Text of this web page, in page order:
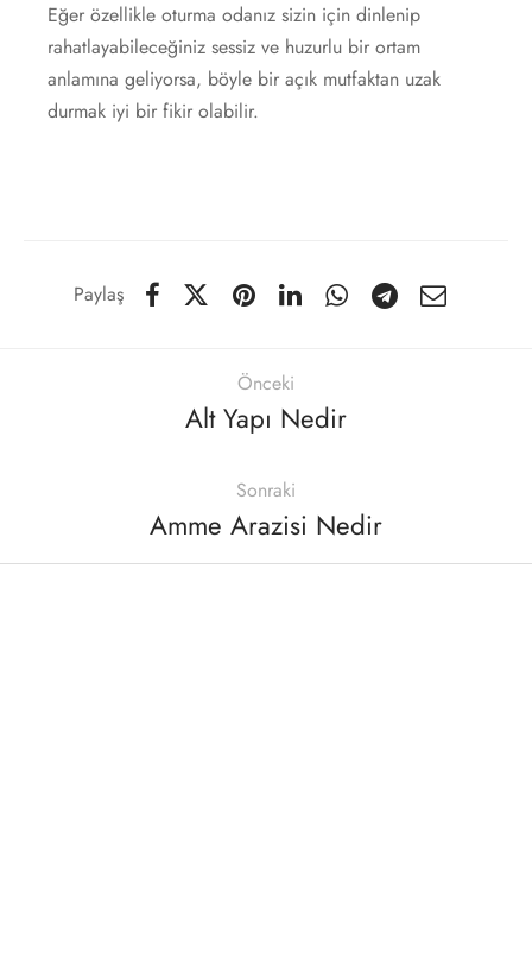
Eğer özellikle oturma odanız sizin için dinlenip
rahatlayabileceğiniz sessiz ve huzurlu bir ortam
anlamına geliyorsa, böyle bir açık mutfaktan uzak
durmak iyi bir fikir olabilir.
Paylaş
Önceki
Alt Yapı Nedir
Sonraki
Amme Arazisi Nedir